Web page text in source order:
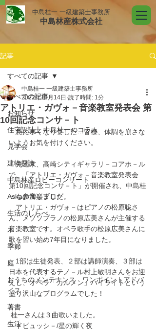
中島桂一 一級建築士事務所
中島林産株式会社
記事
すべての記事
お知らせ
住宅設計士 中島桂一のコラム
見学会
建物探訪
中島林産ロビーコンサート
Askaの音楽ブログ
生活のしらべ
木
季節
庭
おうちのメンテナンス ワンポイントアドバ
イス
著書
生活
すべての記事
アトリエ・ガヴォ－音楽教室発表会 第
10回記念コンサ－ト
中島桂一 一級建築士事務所
2022年10月14日 読了時間: 1分
急に寒くなりました…皆様、体調を崩さな
いようお気を付けください。
先週末、高崎シティギャラリ－コアホ－ル
で、「アトリエ・ガヴォ－音楽教室発表会
第10回記念コンサ－ト」が開催され、中島桂
一も参加しました。
アトリエ・ガヴォ－はピアノの松原聡さ
ん、メゾソプラノの松原広美さんが主催する
音楽教室です。オペラ歌手の松原広美さんに
歌を習い始め7年目になりました。
1部は生徒発表、２部は講師演奏、３部は
日本を代表するテノ－ル村上敏明さんをお迎
えし、オペラ「カルメン」ハイライトという
盛り沢山なプログラムでした！
桂一さんは３曲歌いました。
・ドビュッシ－/星の輝く夜